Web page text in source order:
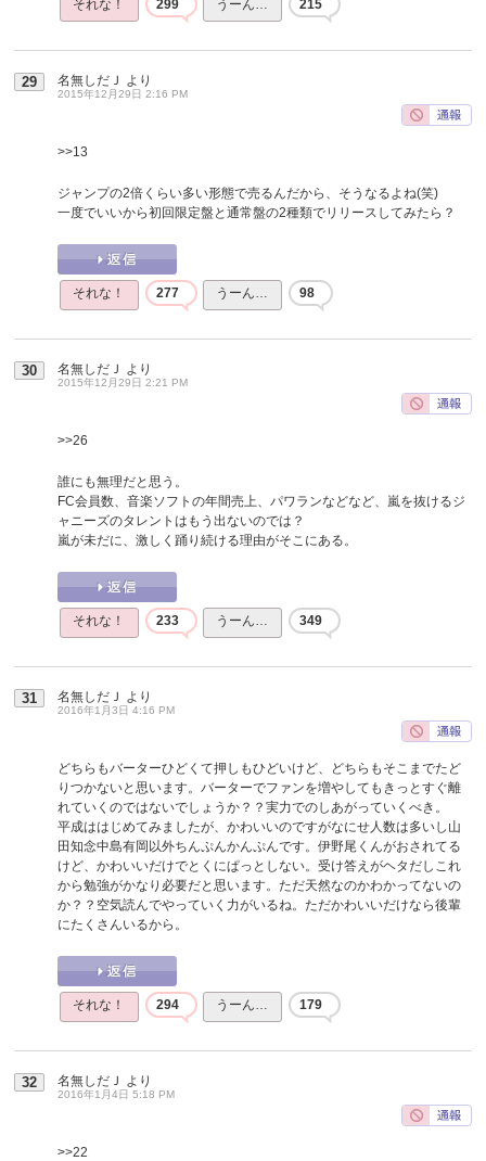
それな！ 299 うーん… 215
29 名無しだＪ より
2015年12月29日 2:16 PM
>>13
ジャンプの2倍くらい多い形態で売るんだから、そうなるよね(笑)
一度でいいから初回限定盤と通常盤の2種類でリリースしてみたら？
それな！ 277 うーん… 98
30 名無しだＪ より
2015年12月29日 2:21 PM
>>26
誰にも無理だと思う。
FC会員数、音楽ソフトの年間売上、パワランなどなど、嵐を抜けるジ
ャニーズのタレントはもう出ないのでは？
嵐が未だに、激しく踊り続ける理由がそこにある。
それな！ 233 うーん… 349
31 名無しだＪ より
2016年1月3日 4:16 PM
どちらもバーターひどくて押しもひどいけど、どちらもそこまでたど
りつかないと思います。バーターでファンを増やしてもきっとすぐ離
れていくのではないでしょうか？？実力でのしあがっていくべき。
平成ははじめてみましたが、かわいいのですがなにせ人数は多いし山
田知念中島有岡以外ちんぷんかんぷんです。伊野尾くんがおされてる
けど、かわいいだけでとくにぱっとしない。受け答えがヘタだしこれ
から勉強がかなり必要だと思います。ただ天然なのかわかってないの
か？？空気読んでやっていく力がいるね。ただかわいいだけなら後輩
にたくさんいるから。
それな！ 294 うーん… 179
32 名無しだＪ より
2016年1月4日 5:18 PM
>>22